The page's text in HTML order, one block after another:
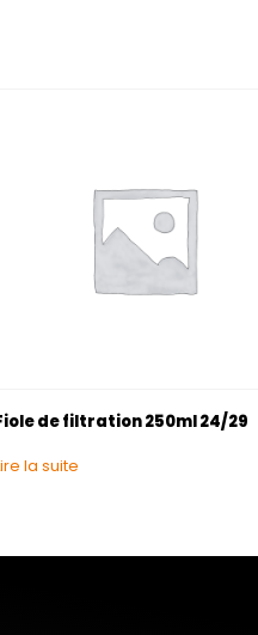
de filtration 250ml 24/29
la suite